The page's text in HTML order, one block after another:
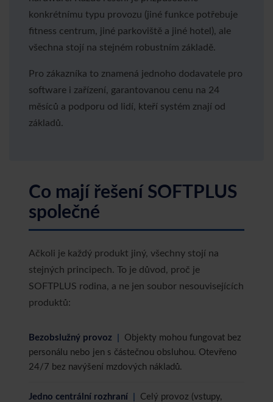
konkrétnímu typu provozu (jiné funkce potřebuje
fitness centrum, jiné parkoviště a jiné hotel), ale
všechna stojí na stejném robustním základě.
Pro zákazníka to znamená jednoho dodavatele pro
software i zařízení, garantovanou cenu na 24
měsíců a podporu od lidí, kteří systém znají od
základů.
Co mají řešení SOFTPLUS
společné
Ačkoli je každý produkt jiný, všechny stojí na
stejných principech. To je důvod, proč je
SOFTPLUS rodina, a ne jen soubor nesouvisejících
produktů:
Bezobslužný provoz
Objekty mohou fungovat bez
personálu nebo jen s částečnou obsluhou. Otevřeno
24/7 bez navýšení mzdových nákladů.
Jedno centrální rozhraní
Celý provoz (vstupy,